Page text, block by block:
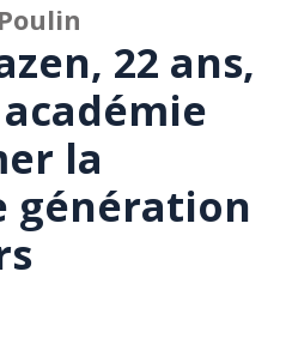
22 ans,
la
génération